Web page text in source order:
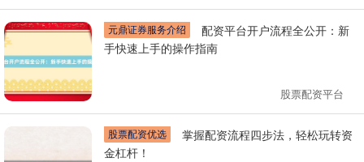
元鼎证券服务介绍
手快速上手的操作指南
股票配资平台
股票配资优选
金杠杆！